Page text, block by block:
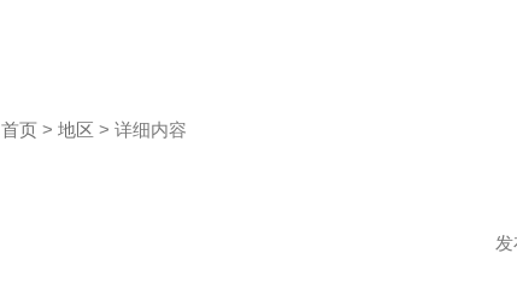
首页 > 地区 > 详细内容